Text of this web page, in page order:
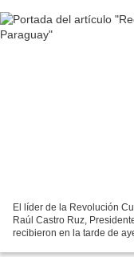
El líder de la Revolución
Raúl Castro Ruz,
recibieron en la tarde de